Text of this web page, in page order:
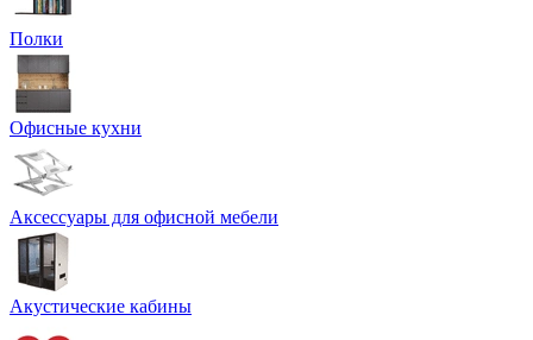
Полки
Офисные кухни
Аксессуары для офисной мебели
Акустические кабины